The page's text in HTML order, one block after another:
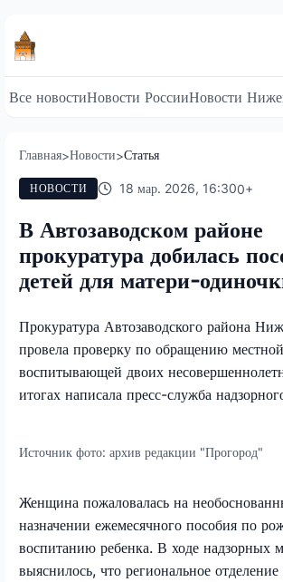
Все новостиНовости РоссииНовости
Главная>Новости>Статья
НОВОСТИ 18 мар. 2026, 16:300+
В Автозаводском районе
прокуратура добилась
детей для матери-
Прокуратура Автозаводского района
провела проверку по обращению
воспитывающей двоих
итогах написала пресс-служба
Источник фото: архив редакции "Прогород"
Женщина пожаловалась на
назначении ежемесячного пособия по
воспитанию ребенка. В ходе надзорных
выяснилось, что региональное